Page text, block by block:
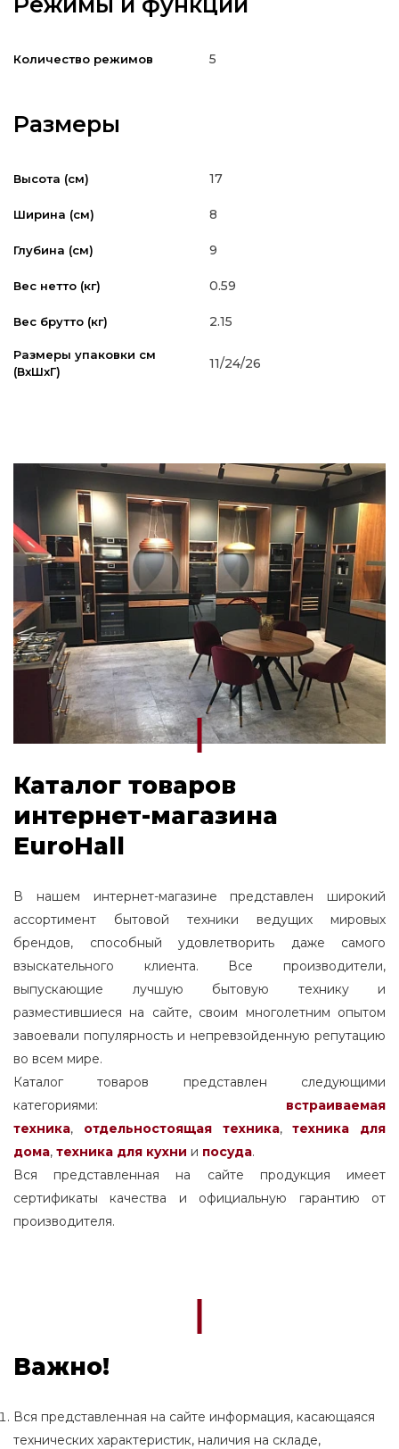
Количество режимов 5
Размеры
Высота (см) 17
Ширина (см) 8
Глубина (см) 9
Вес нетто (кг) 0.59
Вес брутто (кг) 2.15
Размеры упаковки см
(ВxШxГ)
11/24/26
Каталог товаров
интернет-магазина
EuroHall
В нашем интернет-магазине представлен широкий
ассортимент бытовой техники ведущих мировых
брендов, способный удовлетворить даже самого
взыскательного клиента. Все производители,
выпускающие лучшую бытовую технику и
разместившиеся на сайте, своим многолетним опытом
завоевали популярность и непревзойденную репутацию
во всем мире.
Каталог товаров представлен следующими
категориями: встраиваемая
техника, отдельностоящаятехника,
техника для
дома, техника для кухни и посуда.
Вся представленная на сайте продукция имеет
сертификаты качества и официальную гарантию от
производителя.
Важно!
Вся представленная на сайте информация, касающаяся
технических характеристик, наличия на складе,